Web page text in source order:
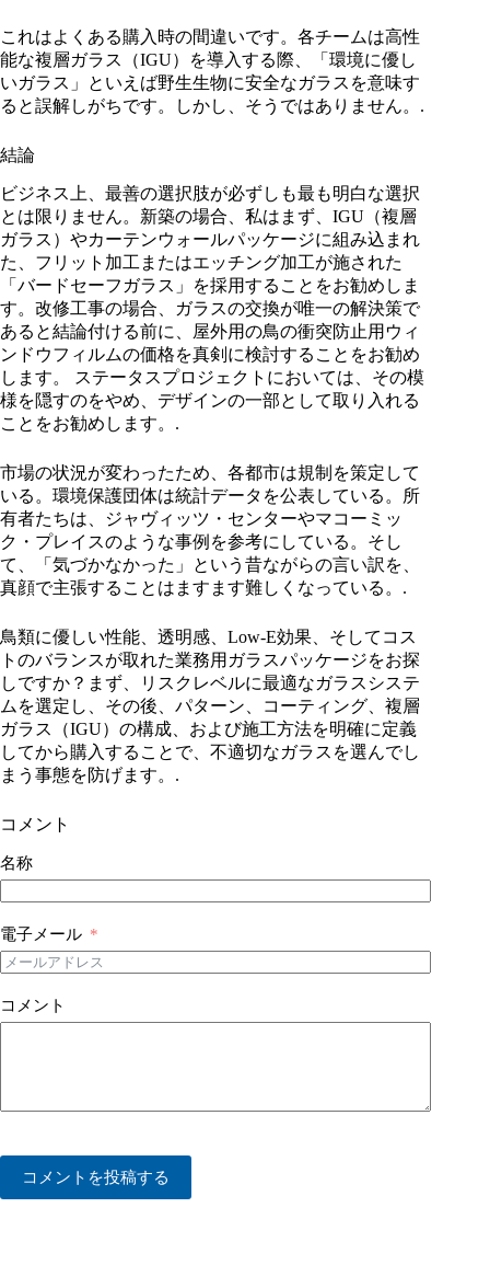
これはよくある購入時の間違いです。各チームは高性
能な複層ガラス（IGU）を導入する際、「環境に優し
いガラス」といえば野生生物に安全なガラスを意味す
ると誤解しがちです。しかし、そうではありません。.
結論
ビジネス上、最善の選択肢が必ずしも最も明白な選択
とは限りません。新築の場合、私はまず、IGU（複層
ガラス）やカーテンウォールパッケージに組み込まれ
た、フリット加工またはエッチング加工が施された
「バードセーフガラス」を採用することをお勧めしま
す。改修工事の場合、ガラスの交換が唯一の解決策で
あると結論付ける前に、屋外用の鳥の衝突防止用ウィ
ンドウフィルムの価格を真剣に検討することをお勧め
します。 ステータスプロジェクトにおいては、その模
様を隠すのをやめ、デザインの一部として取り入れる
ことをお勧めします。.
市場の状況が変わったため、各都市は規制を策定して
いる。環境保護団体は統計データを公表している。所
有者たちは、ジャヴィッツ・センターやマコーミッ
ク・プレイスのような事例を参考にしている。そし
て、「気づかなかった」という昔ながらの言い訳を、
真顔で主張することはますます難しくなっている。.
鳥類に優しい性能、透明感、Low-E効果、そしてコス
トのバランスが取れた業務用ガラスパッケージをお探
しですか？まず、リスクレベルに最適なガラスシステ
ムを選定し、その後、パターン、コーティング、複層
ガラス（IGU）の構成、および施工方法を明確に定義
してから購入することで、不適切なガラスを選んでし
まう事態を防げます。.
コメント
名称
電子メール
コメント
コメントを投稿する